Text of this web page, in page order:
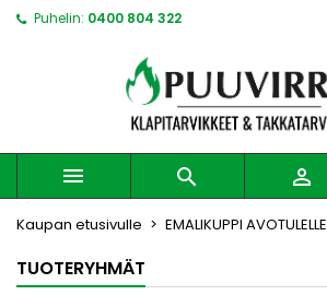
Puhelin: 0400 804 322
  
Kaupan etusivulle EMALIKUPPI AVOTULELLE
TUOTERYHMÄT